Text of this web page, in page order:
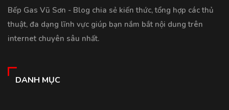
Bếp Gas Vũ Sơn - Blog chia sẻ kiến thức, tổng hợp các thủ
thuật, đa dạng lĩnh vực giúp bạn nắm bắt nội dung trên
internet chuyên sâu nhất.
DANH MỤC